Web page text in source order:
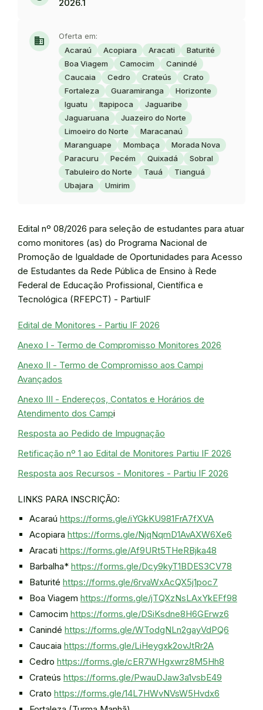
2026.1
domain
Oferta em:
Acaraú
Acopiara Aracati
Baturité
Boa Viagem
Camocim
Canindé
Caucaia
Cedro Crateús
Crato
Fortaleza
Guaramiranga
Horizonte
Iguatu
Itapipoca
Jaguaribe
Jaguaruana
Juazeiro do Norte
Limoeiro do Norte
Maracanaú
Maranguape
Mombaça
Morada Nova
Paracuru
Pecém Quixadá
Sobral
Tabuleiro do Norte
Tauá
Tianguá
Ubajara
Umirim
Edital nº 08/2026 para seleção de estudantes para atuar
como monitores (as) do Programa Nacional de
Promoção de Igualdade de Oportunidades para Acesso
de Estudantes da Rede Pública de Ensino à Rede
Federal de Educação Profissional, Científica e
Tecnológica (RFEPCT) - PartiuIF
Edital de Monitores - Partiu IF 2026
Anexo I - Termo de Compromisso Monitores 2026
Anexo II - Termo de Compromisso aos Campi
Avançados
Anexo III - Endereços, Contatos e Horários de
Atendimento dos Campi
Resposta ao Pedido de Impugnação
Retificação nº 1 ao Edital de Monitores Partiu IF 2026
Resposta aos Recursos - Monitores - Partiu IF 2026
LINKS PARA INSCRIÇÃO:
Acaraú https://forms.gle/iYGkKU981FrA7fXVA
Acopiara https://forms.gle/NjqNqmD1AvAXW6Xe6
Aracati https://forms.gle/Af9URt5THeRBjka48
Barbalha* https://forms.gle/Dcy9kyT1BDES3CV78
Baturité https://forms.gle/6rvaWxAcQX5j1poc7
Boa Viagem https://forms.gle/jTQXzNsLAxYkEFf98
Camocim https://forms.gle/DSiKsdne8H6GErwz6
Canindé https://forms.gle/WTodgNLn2gayVdPQ6
Caucaia https://forms.gle/LiHeygxk2ovJtRr2A
Cedro https://forms.gle/cER7WHgxwrz8M5Hh8
Crateús https://forms.gle/PwauDJaw3a1vsbE49
Crato https://forms.gle/14L7HWvNVsW5Hvdx6